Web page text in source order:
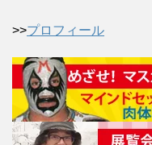
>>プロフィール